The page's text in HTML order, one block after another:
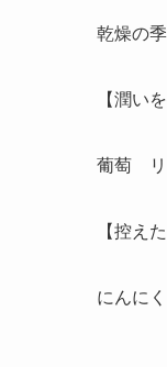
乾燥の
【潤い
葡萄
【控え
にんに